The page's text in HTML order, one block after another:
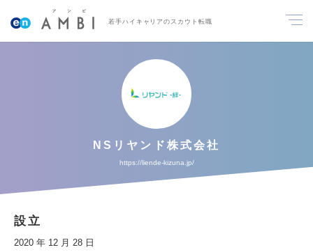
若手ハイキャリアのスカウト転職
NSリヤンド株式会社
https://liende-kizuna.jp/
設立
2020 年 12 月 28 日